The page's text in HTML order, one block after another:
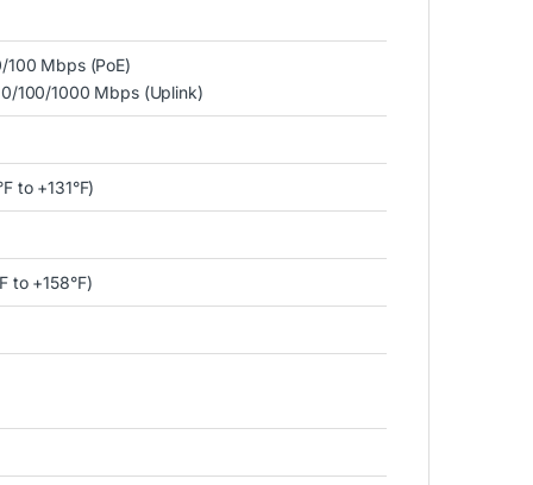
100 Mbps (PoE)
100/1000 Mbps (Uplink)
to +131°F)
to +158°F)